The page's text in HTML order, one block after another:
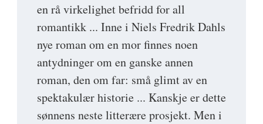
en rå virkelighet befridd for all
romantikk ... Inne i Niels Fredrik Dahls
nye roman om en mor finnes noen
antydninger om en ganske annen
roman, den om far: små glimt av en
spektakulær historie ... Kanskje er dette
sønnens neste litterære prosjekt. Men i